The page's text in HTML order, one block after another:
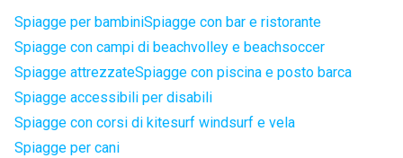
Spiagge per bambiniSpiagge con bar e ristorante
Spiagge con campi di beachvolley e beachsoccer
Spiagge attrezzateSpiagge con piscina e posto barca
Spiagge accessibili per disabili
Spiagge con corsi di kitesurf windsurf e vela
Spiagge per cani